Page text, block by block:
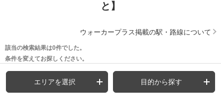
と】
ウォーカープラス掲載の駅・路線について
該当の検索結果は0件でした。
条件を変えてお探しください。
エリアを選択 目的から探す